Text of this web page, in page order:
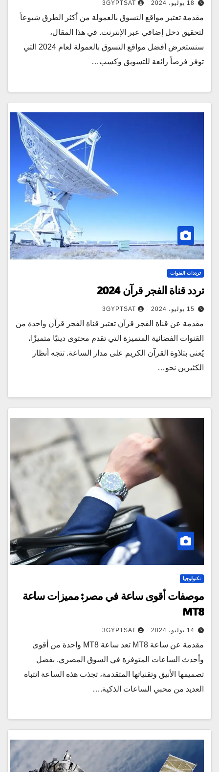
18 يوليو، 2024 3GYPTSAT
مقدمة تعتبر مواقع التسوق بالعمولة من أكثر الطرق شيوعاً
لتحقيق دخل إضافي عبر الإنترنت. في هذا المقال،
سنستعرض أفضل مواقع التسوق بالعمولة لعام 2024 التي
توفر فرصاً رائعة للتسويق وكسب…
ترددات القنوات
تردد قناة الفجر قرآن 2024
15 يوليو، 2024 3GYPTSAT
مقدمة عن قناة الفجر قرآن تعتبر قناة الفجر قرآن واحدة من
القنوات الفضائية المتميزة التي تقدم محتوى دينيًا متميزًا،
يُعنى بتلاوة القرآن الكريم على مدار الساعة. تتجه أنظار
الكثيرين نحو…
تكنولوجيا
موصفات أقوى ساعة في مصر: مميزات ساعة
MT8
14 يوليو، 2024 3GYPTSAT
مقدمة عن ساعة MT8 تعد ساعة MT8 واحدة من أقوى
وأحدث الساعات المتوفرة في السوق المصري. بفضل
تصميمها الأنيق وتقنياتها المتقدمة، تجذب هذه الساعة انتباه
العديد من محبي الساعات الذكية.…